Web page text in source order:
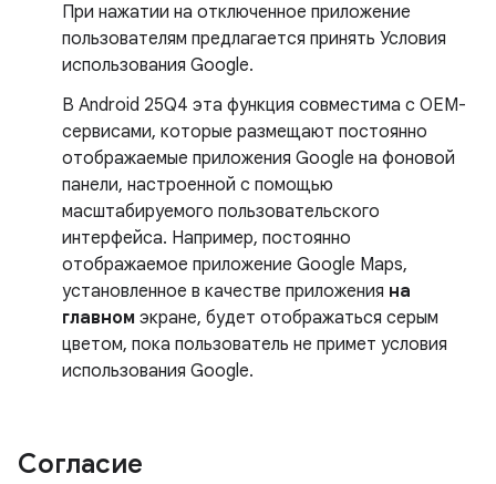
При нажатии на отключенное приложение
пользователям предлагается принять Условия
использования Google.
В Android 25Q4 эта функция совместима с OEM-
сервисами, которые размещают постоянно
отображаемые приложения Google на фоновой
панели, настроенной с помощью
масштабируемого пользовательского
интерфейса. Например, постоянно
отображаемое приложение Google Maps,
установленное в качестве приложения на
главном экране, будет отображаться серым
цветом, пока пользователь не примет условия
использования Google.
Согласие